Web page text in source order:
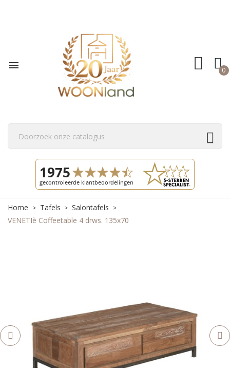
 0
Home Tafels
Salontafels
VENETIè Coffeetable 4 drws. 135x70